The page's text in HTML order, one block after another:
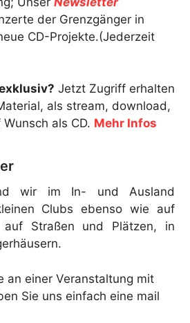
der Grenzgänger in
CD-Projekte.(Jederzeit
Jetzt Zugriff erhalten
als stream, download,
als CD. Mehr Infos
wir im In- und Ausland
Clubs ebenso wie auf
auf Straßen und Plätzen, in
an einer Veranstaltung mit
Sie uns einfach eine mail